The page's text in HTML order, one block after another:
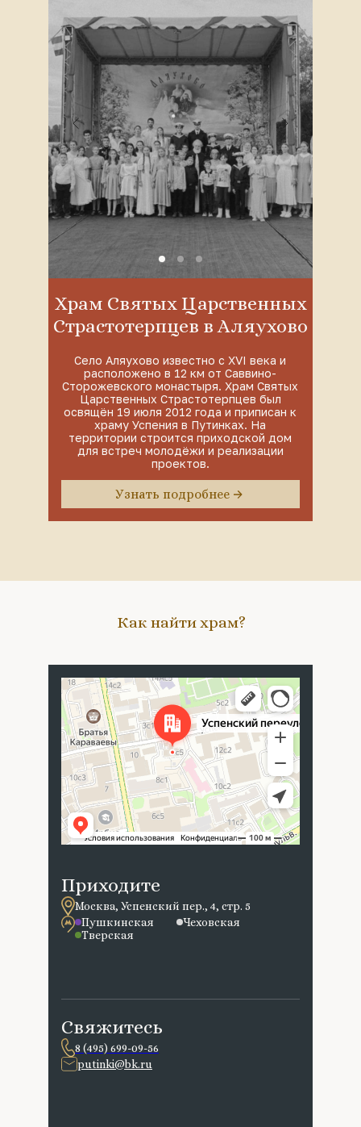
Храм Святых Царственных
Страстотерпцев в Аляухово
Село Аляухово известно с XVI века и
расположено в 12 км от Саввино-
Сторожевского монастыря. Храм Святых
Царственных Страстотерпцев был
освящён 19 июля 2012 года и приписан к
храму Успения в Путинках. На
территории строится приходской дом
для встреч молодёжи и реализации
проектов.
Узнать подробнее
Свяжитесь
8 (495) 699-09-56
putinki@bk.ru
Приходите
Москва, Успенский пер., 4, стр. 5
Пушкинская
Чеховская
Тверская
Как найти храм?
Москва
Успенский переулок, 4с5 — Яндекс Карты